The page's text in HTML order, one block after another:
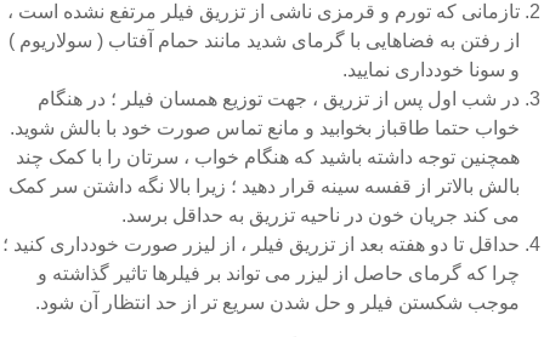
تازمانی که تورم و قرمزی ناشی از تزریق فیلر مرتفع نشده است ،
از رفتن به فضاهایی با گرمای شدید مانند حمام آفتاب ( سولاریوم )
و سونا خودداری نمایید.
در شب اول پس از تزریق ، جهت توزیع همسان فیلر ؛ در هنگام
خواب حتما طاقباز بخوابید و مانع تماس صورت خود با بالش شوید.
همچنین توجه داشته باشید که هنگام خواب ، سرتان را با کمک چند
بالش بالاتر از قفسه سینه قرار دهید ؛ زیرا بالا نگه داشتن سر کمک
می کند جریان خون در ناحیه تزریق به حداقل برسد.
حداقل تا دو هفته بعد از تزریق فیلر ، از لیزر صورت خودداری کنید ؛
چرا که گرمای حاصل از لیزر می تواند بر فیلرها تاثیر گذاشته و
موجب شکستن فیلر و حل شدن سریع تر از حد انتظار آن شود.